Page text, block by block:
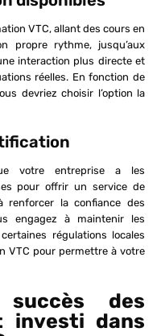
VTC, allant des cours en
propre rythme, jusqu’aux
interaction plus directe et
réelles. En fonction de
devriez choisir l’option la
votre entreprise a les
pour offrir un service de
renforcer la confiance des
engagez à maintenir les
régulations locales
VTC pour permettre à votre
succès des
investi dans